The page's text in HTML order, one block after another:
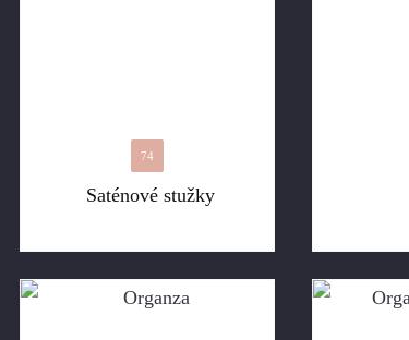
Saténové stužky
74